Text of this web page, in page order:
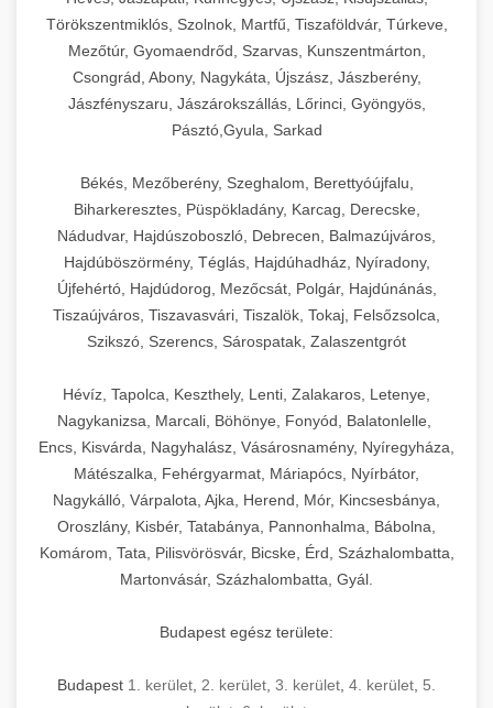
Törökszentmiklós, Szolnok, Martfű, Tiszaföldvár, Túrkeve,
Mezőtúr, Gyomaendrőd, Szarvas, Kunszentmárton,
Csongrád, Abony, Nagykáta, Újszász, Jászberény,
Jászfényszaru, Jászárokszállás, Lőrinci, Gyöngyös,
Pásztó,Gyula, Sarkad
Békés, Mezőberény, Szeghalom, Berettyóújfalu,
Biharkeresztes, Püspökladány, Karcag, Derecske,
Nádudvar, Hajdúszoboszló, Debrecen, Balmazújváros,
Hajdúböszörmény, Téglás, Hajdúhadház, Nyíradony,
Újfehértó, Hajdúdorog, Mezőcsát, Polgár, Hajdúnánás,
Tiszaújváros, Tiszavasvári, Tiszalök, Tokaj, Felsőzsolca,
Szikszó, Szerencs, Sárospatak, Zalaszentgrót
Hévíz, Tapolca, Keszthely, Lenti, Zalakaros, Letenye,
Nagykanizsa, Marcali, Böhönye, Fonyód, Balatonlelle,
Encs, Kisvárda, Nagyhalász, Vásárosnamény, Nyíregyháza,
Mátészalka, Fehérgyarmat, Máriapócs, Nyírbátor,
Nagykálló, Várpalota, Ajka, Herend, Mór, Kincsesbánya,
Oroszlány, Kisbér, Tatabánya, Pannonhalma, Bábolna,
Komárom, Tata, Pilisvörösvár, Bicske, Érd, Százhalombatta,
Martonvásár, Százhalombatta, Gyál.
Budapest egész területe:
Budapest 1. kerület 2. kerület 3. kerület 4. kerület 5.